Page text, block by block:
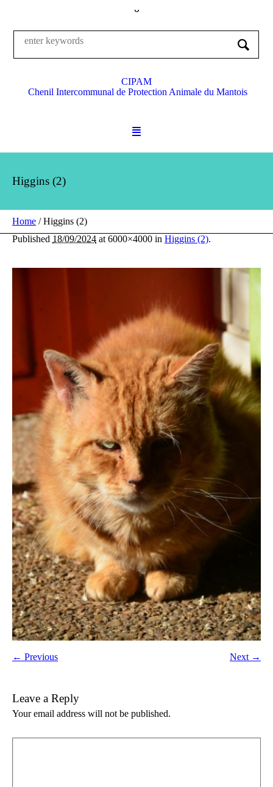
CIPAM
Chenil Intercommunal de Protection Animale du Mantois
Higgins (2)
Home /Higgins (2)
Published 18/09/2024 at 6000×4000 in Higgins (2).
← Previous Next →
Leave a Reply
Your email address will not be published.